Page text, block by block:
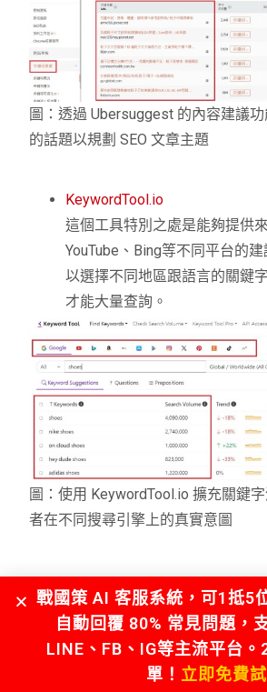
圖：透過 Ubersuggest 的內容建議
的話題以規劃 SEO 文章主題
KeywordTool.io
這個工具特別之處是能夠提供
YouTube、Bing等不同平台的
以選擇不同地區跟語言的關鍵
才能大量查詢。
圖：使用 KeywordTool.io 擴充關鍵
者在不同搜尋引擎上的真實意圖
3.關鍵字篩選
確定每個關鍵字的相關性、月搜尋
除不相關、月搜尋量低、或是競爭度
戰國策 AI 客服系統，可1抵5
自動回覆 80% 常見問題，
LINE、FB、IG等主流平台
單！ 立即免費